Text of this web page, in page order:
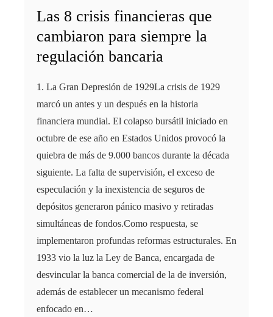
Las 8 crisis financieras que
cambiaron para siempre la
regulación bancaria
1. La Gran Depresión de 1929La crisis de 1929
marcó un antes y un después en la historia
financiera mundial. El colapso bursátil iniciado en
octubre de ese año en Estados Unidos provocó la
quiebra de más de 9.000 bancos durante la década
siguiente. La falta de supervisión, el exceso de
especulación y la inexistencia de seguros de
depósitos generaron pánico masivo y retiradas
simultáneas de fondos.Como respuesta, se
implementaron profundas reformas estructurales. En
1933 vio la luz la Ley de Banca, encargada de
desvincular la banca comercial de la de inversión,
además de establecer un mecanismo federal
enfocado en…